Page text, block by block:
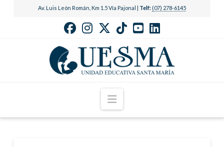
Av. Luis León Román, Km 1.5 Vía Pajonal | Telf: (07) 278-6145
Navigation